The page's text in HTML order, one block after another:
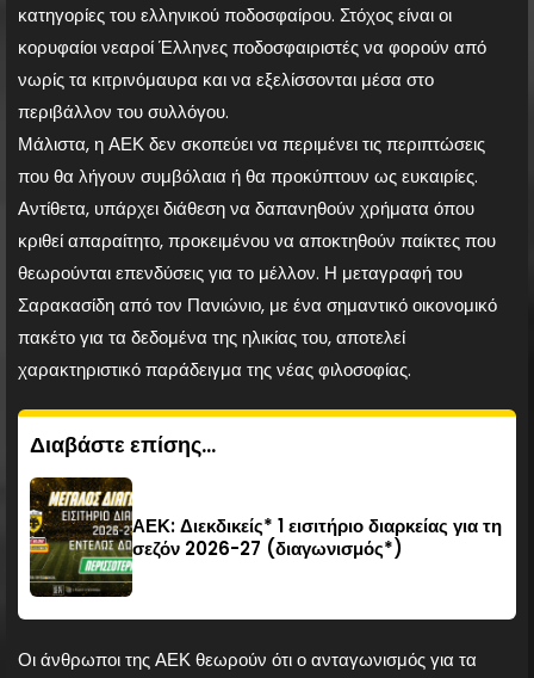
κατηγορίες του ελληνικού ποδοσφαίρου. Στόχος είναι οι
κορυφαίοι νεαροί Έλληνες ποδοσφαιριστές να φορούν από
νωρίς τα κιτρινόμαυρα και να εξελίσσονται μέσα στο
περιβάλλον του συλλόγου.
Μάλιστα, η ΑΕΚ δεν σκοπεύει να περιμένει τις περιπτώσεις
που θα λήγουν συμβόλαια ή θα προκύπτουν ως ευκαιρίες.
Αντίθετα, υπάρχει διάθεση να δαπανηθούν χρήματα όπου
κριθεί απαραίτητο, προκειμένου να αποκτηθούν παίκτες που
θεωρούνται επενδύσεις για το μέλλον. Η μεταγραφή του
Σαρακασίδη από τον Πανιώνιο, με ένα σημαντικό οικονομικό
πακέτο για τα δεδομένα της ηλικίας του, αποτελεί
χαρακτηριστικό παράδειγμα της νέας φιλοσοφίας.
Διαβάστε επίσης...
ΑΕΚ: Διεκδικείς* 1 εισιτήριο διαρκείας για τη
σεζόν 2026-27 (διαγωνισμός*)
Οι άνθρωποι της ΑΕΚ θεωρούν ότι ο ανταγωνισμός για τα